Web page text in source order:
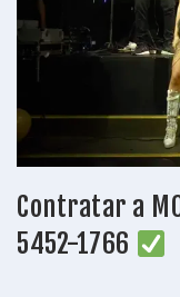
Contratar a
5452-1766